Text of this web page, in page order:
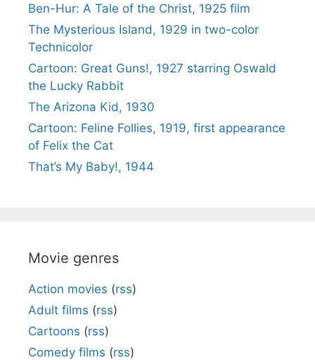
Ben-Hur: A Tale of the Christ, 1925 film
The Mysterious Island, 1929 in two-color
Technicolor
Cartoon: Great Guns!, 1927 starring Oswald
the Lucky Rabbit
The Arizona Kid, 1930
Cartoon: Feline Follies, 1919, first appearance
of Felix the Cat
That’s My Baby!, 1944
Movie genres
Action movies (rss)
Adult films (rss)
Cartoons (rss)
Comedy films (rss)